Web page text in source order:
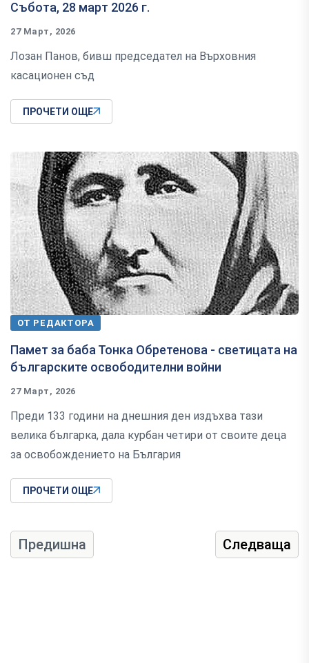
Събота, 28 март 2026 г.
27 Март, 2026
Лозан Панов, бивш председател на Върховния
касационен съд
ПРОЧЕТИ ОЩЕ
ОТ РЕДАКТОРА
Памет за баба Тонка Обретенова - светицата на
българските освободителни войни
27 Март, 2026
Преди 133 години на днешния ден издъхва тази
велика българка, дала курбан четири от своите деца
за освобождението на България
ПРОЧЕТИ ОЩЕ
Предишна Следваща